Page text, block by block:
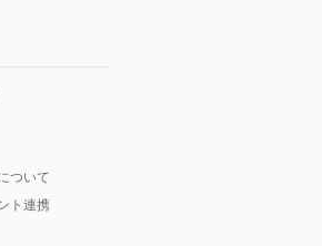
ついて
ト連携